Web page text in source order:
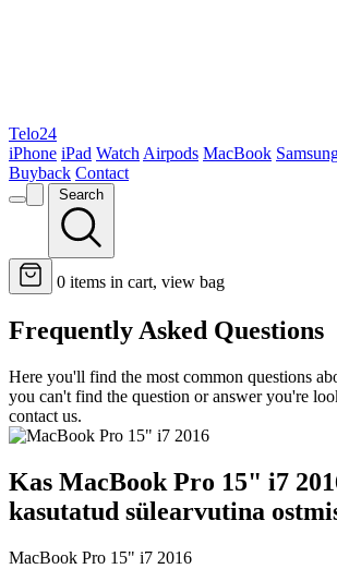
Telo24
iPhone iPad Watch Airpods MacBook
Buyback Contact
Search
0 items in cart, view bag
Frequently Asked Questions
Here you'll find the most common questions
you can't find the question or answer you're
contact us.
Kas MacBook Pro 15" i7
kasutatud sülearvutina
MacBook Pro 15" i7 2016